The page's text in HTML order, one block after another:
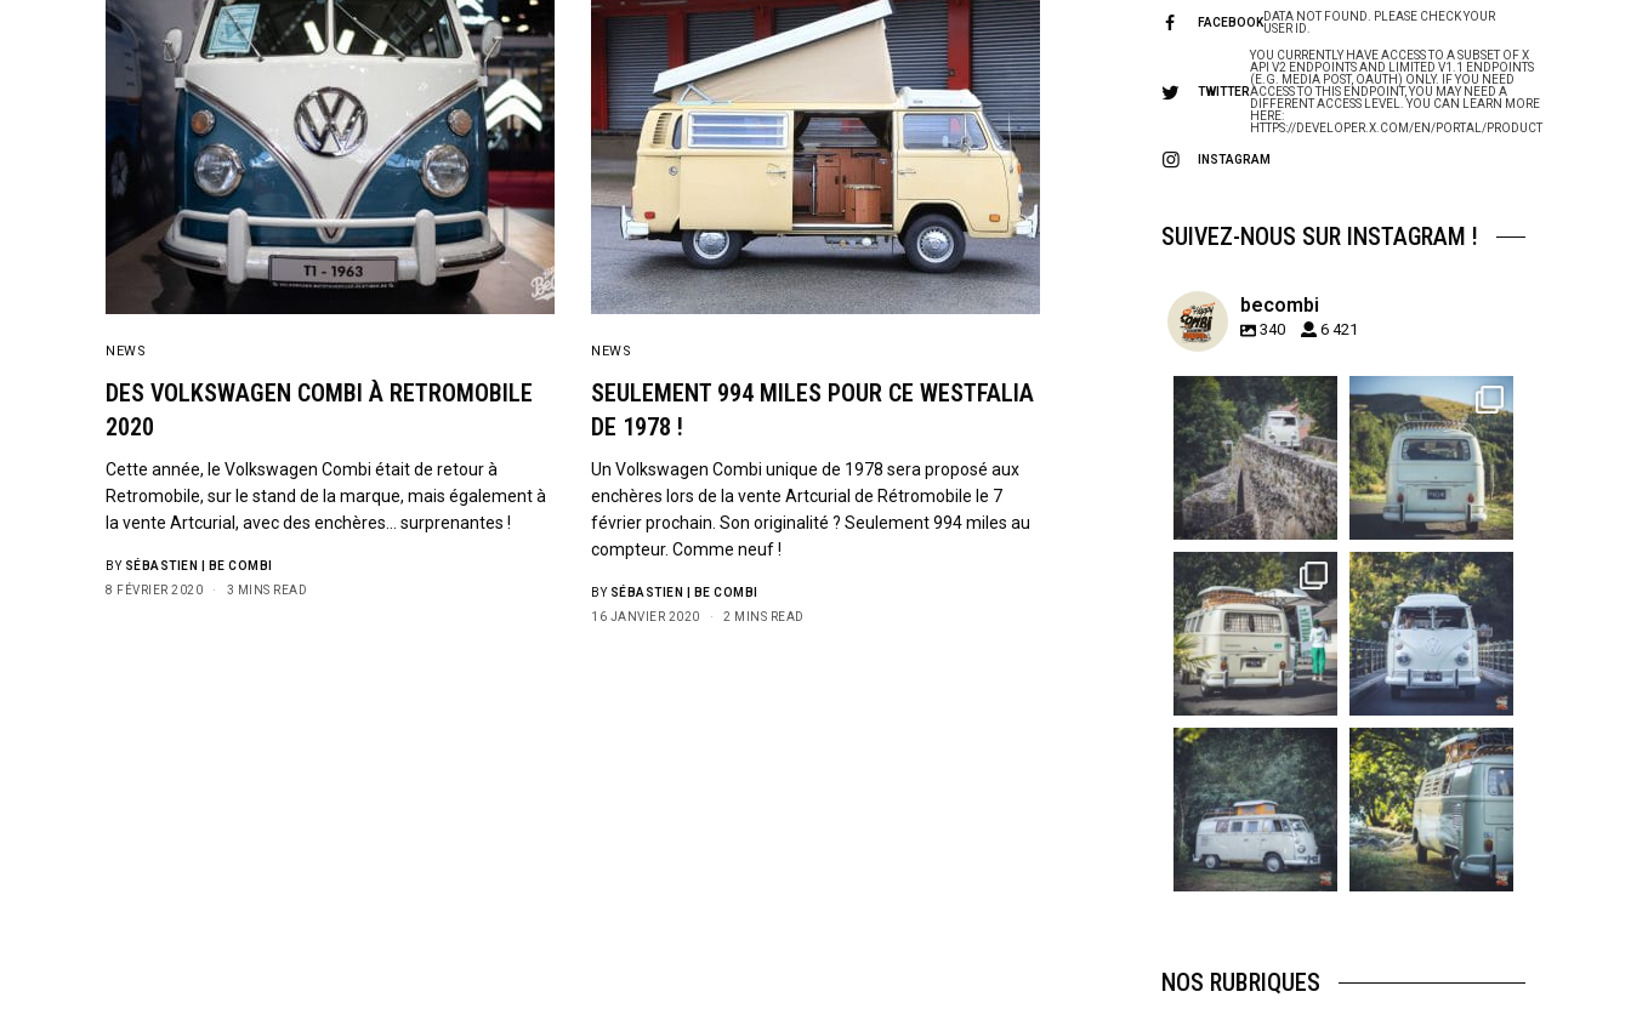
NEWS
DES VOLKSWAGEN COMBI À RETROMOBILE
2020
Cette année, le Volkswagen Combi était de retour à
Retromobile, sur le stand de la marque, mais également à
la vente Artcurial, avec des enchères… surprenantes !
BY SÉBASTIEN | BE COMBI
8 FÉVRIER 2020
3 MINS READ
NEWS
SEULEMENT 994 MILES POUR CE WESTFALIA
DE 1978 !
Un Volkswagen Combi unique de 1978 sera proposé aux
enchères lors de la vente Artcurial de Rétromobile le 7
février prochain. Son originalité ? Seulement 994 miles au
compteur. Comme neuf !
BY SÉBASTIEN | BE COMBI
16 JANVIER 2020
2 MINS READ
FACEBOOKDATA NOT FOUND. PLEASE CHECK YOUR
USER ID.
TWITTER
YOU CURRENTLY HAVE ACCESS TO A SUBSET OF X
API V2 ENDPOINTS AND LIMITED V1.1 ENDPOINTS
(E.G. MEDIA POST, OAUTH) ONLY. IF YOU NEED
ACCESS TO THIS ENDPOINT, YOU MAY NEED A
DIFFERENT ACCESS LEVEL. YOU CAN LEARN MORE
HERE:
HTTPS://DEVELOPER.X.COM/EN/PORTAL/PRODUCT
INSTAGRAM
SUIVEZ-NOUS SUR INSTAGRAM !
becombi
340 6 421
becombi
Sep 15
219
3
becombi
Sep 12
216
3
becombi
Sep 10
220
4
becombi
Août 10
177
becombi
Août 10
120
0
becombi
Août 10
108
0
NOS RUBRIQUES